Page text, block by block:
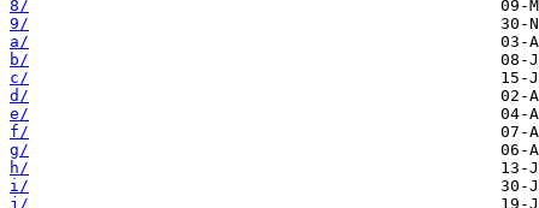
8/
9/
a/
b/
c/
d/
e/
f/
g/
h/
i/
j/